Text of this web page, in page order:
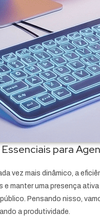
para
vez mais dinâmico, a
e manter uma presença
Pensando nisso,
a produtividade.